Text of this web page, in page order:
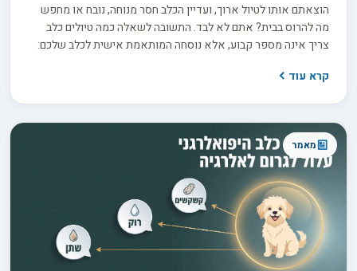
הוצאתם אותו לטיול ארוך, ועדיין הכלב חסר מנוחה, נובח או מחפש
מה להרוס בבית? אתם לא לבד. התשובה לשאלה כמה טיולים כלב
צריך אינה מספר קבוע, אלא נוסחה המותאמת אישית לכלב שלכם:
הפיזית. אז איך מחשבים את נוסחת הטיולים המדויקת לכלב שלכם,
קרא עוד
מאמר